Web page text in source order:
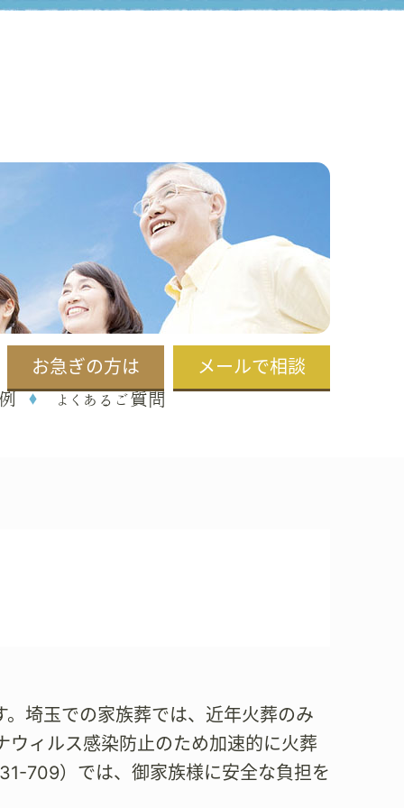
お急ぎの方は メールで相談
よくあるご質問
埼玉での家族葬では、近年火葬のみ
ウィルス感染防止のため加速的に火葬
709）では、御家族様に安全な負担を